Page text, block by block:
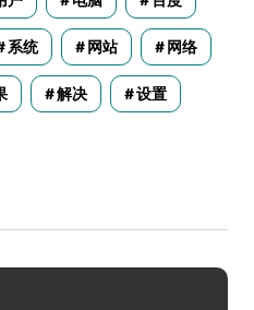
系统 网站 网络
解决 设置